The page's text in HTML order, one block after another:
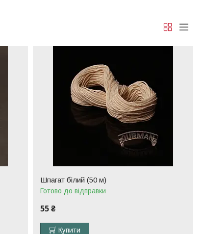
Шпагат білий (50 м)
Готово до відправки
55 ₴
Купити